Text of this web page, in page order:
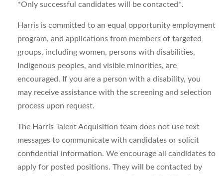
*Only successful candidates will be contacted*.
Harris is committed to an equal opportunity employment
program, and applications from members of targeted
groups, including women, persons with disabilities,
Indigenous peoples, and visible minorities, are
encouraged. If you are a person with a disability, you
may receive assistance with the screening and selection
process upon request.
The Harris Talent Acquisition team does not use text
messages to communicate with candidates or solicit
confidential information. We encourage all candidates to
apply for posted positions. They will be contacted by